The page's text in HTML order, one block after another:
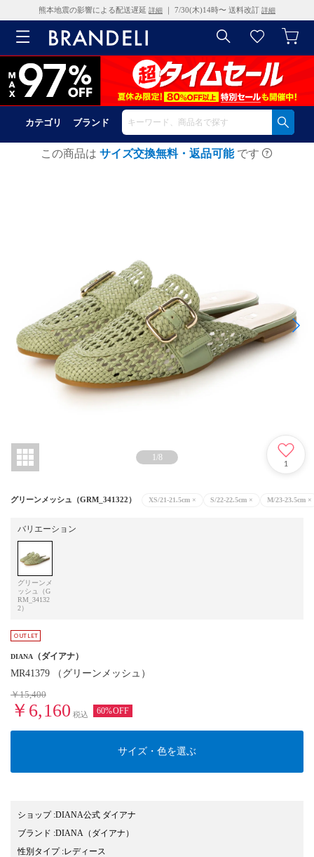
熊本地震の影響による配送遅延 詳細 ｜ 7/30(木)14時〜 送料改訂 詳細
カテゴリ ブランド
この商品は サイズ交換無料・返品可能 です
1/8
1
グリーンメッシュ（GRM_341322） XS/21-21.5cm × S/22-22.5cm × M/23-23.5cm ×
バリエーション
グリーンメ
ッシュ（G
RM_34132
2）
DIANA （ダイアナ）
MR41379 （グリーンメッシュ）
￥15,400
￥6,160 税込 60%OFF
サイズ・色を選ぶ
ショップ:DIANA公式 ダイアナ
ブランド :DIANA （ダイアナ）
性別タイプ:レディース